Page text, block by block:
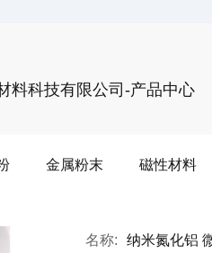
料科技有限公司-产品中心
金属粉末 磁性材料
名称: 纳米氮化铝